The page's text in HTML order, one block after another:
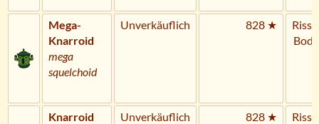
Mega-
Knarroid
mega
squelchoid
Unverkäuflich 828 ★
Riss
Knarroid
Unverkäuflich 828 ★
Riss